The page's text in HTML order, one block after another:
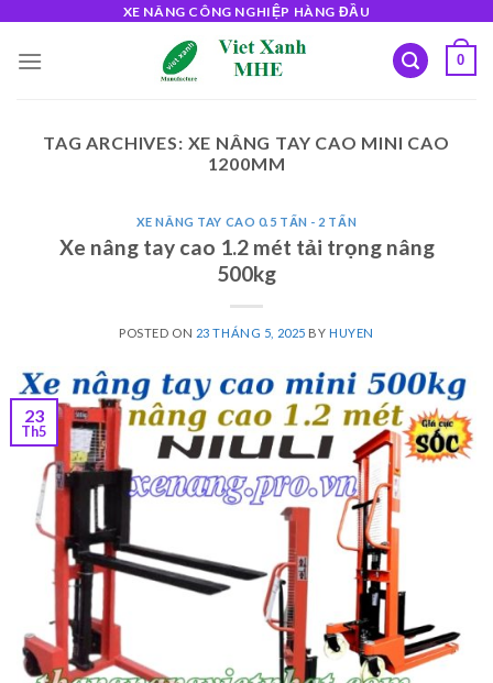
content
XE NÂNG CÔNG NGHIỆP HÀNG ĐẦU
0
TAG ARCHIVES: XE NÂNG TAY CAO MINI CAO
1200MM
XE NÂNG TAY CAO 0.5 TẤN - 2 TẤN
Xe nâng tay cao 1.2 mét tải trọng nâng
500kg
POSTED ON 23 THÁNG 5, 2025 BY HUYEN
23
Th5